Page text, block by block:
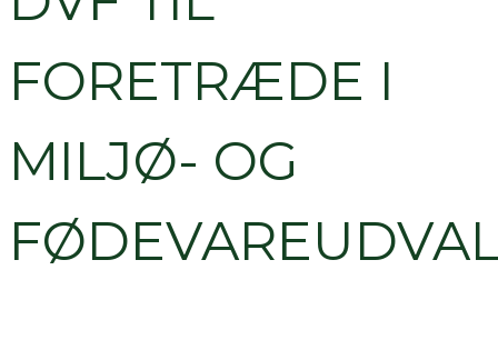
FORETRÆDE I
MILJØ- OG